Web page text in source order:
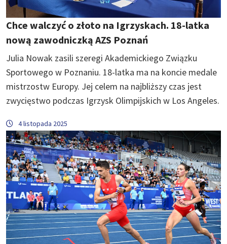
Chce walczyć o złoto na Igrzyskach. 18-latka
nową zawodniczką AZS Poznań
Julia Nowak zasili szeregi Akademickiego Związku
Sportowego w Poznaniu. 18-latka ma na koncie medale
mistrzostw Europy. Jej celem na najbliższy czas jest
zwycięstwo podczas Igrzysk Olimpijskich w Los Angeles.
4 listopada 2025